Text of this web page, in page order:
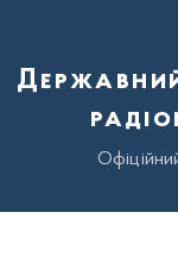
Державний